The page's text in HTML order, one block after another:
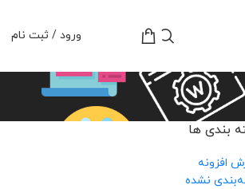
ورود / ثبت نام
بندی ها
افزونه
نشده